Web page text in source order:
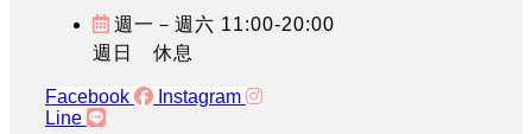
週一－週六 11:00-20:00
週日 休息
Facebook
Instagram
Line